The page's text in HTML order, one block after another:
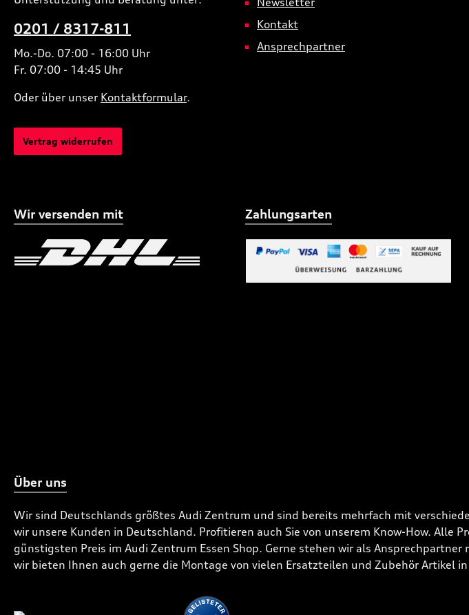
0201 / 8317-811
Mo.-Do. 07:00 - 16:00 Uhr
Fr. 07:00 - 14:45 Uhr
Oder über unser Kontaktformular.
Vertrag widerrufen
Kontakt
Ansprechpartner
Wir versenden mit
Benutzerdefiniertes Bild 2
Zahlungsarten
Über uns
Wir sind Deutschlands größtes Audi Zentrum und sind bereits mehrfach mit
wir unsere Kunden in Deutschland. Profitieren auch Sie von unserem Know-How. Alle
günstigsten Preis im Audi Zentrum Essen Shop. Gerne stehen wir als
wir bieten Ihnen auch gerne die Montage von vielen Ersatzteilen und Zubehör Artikel